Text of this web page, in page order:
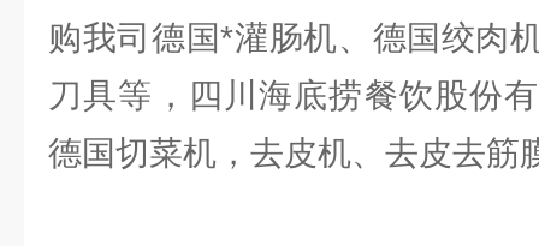
购我司德国*灌肠机、德国绞肉
刀具等，四川海底捞餐饮股份
德国切菜机，去皮机、去皮去筋